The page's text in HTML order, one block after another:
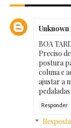
Unknown
BOA
Preciso
postura
coluna e
ajustar a
Responder